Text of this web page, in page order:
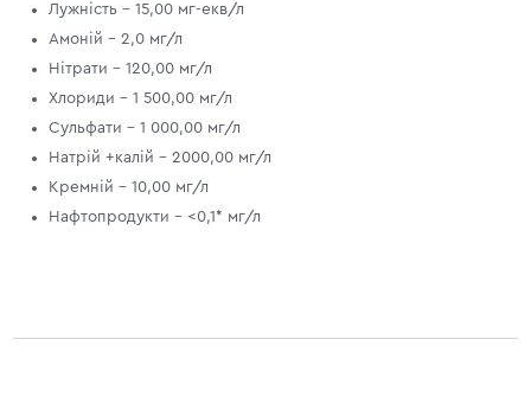
Лужність - 15,00 мг-екв/л
Амоній - 2,0 мг/л
Нітрати - 120,00 мг/л
Хлориди - 1 500,00 мг/л
Сульфати - 1 000,00 мг/л
Натрій +калій - 2000,00 мг/л
Кремній - 10,00 мг/л
Нафтопродукти - <0,1* мг/л